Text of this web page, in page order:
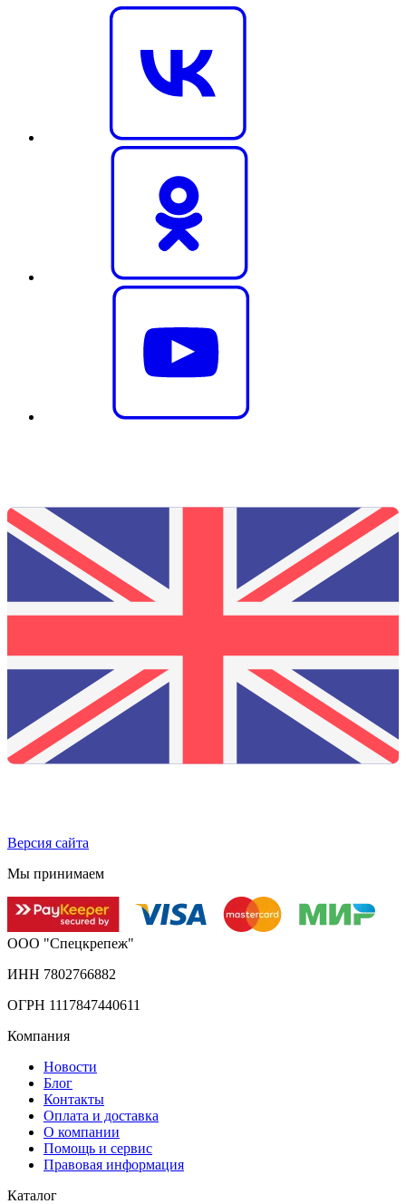
Версия сайта
Мы принимаем
ООО "Спецкрепеж"
ИНН 7802766882
ОГРН 1117847440611
Компания
Новости
Блог
Контакты
Оплата и доставка
О компании
Помощь и сервис
Правовая информация
Каталог